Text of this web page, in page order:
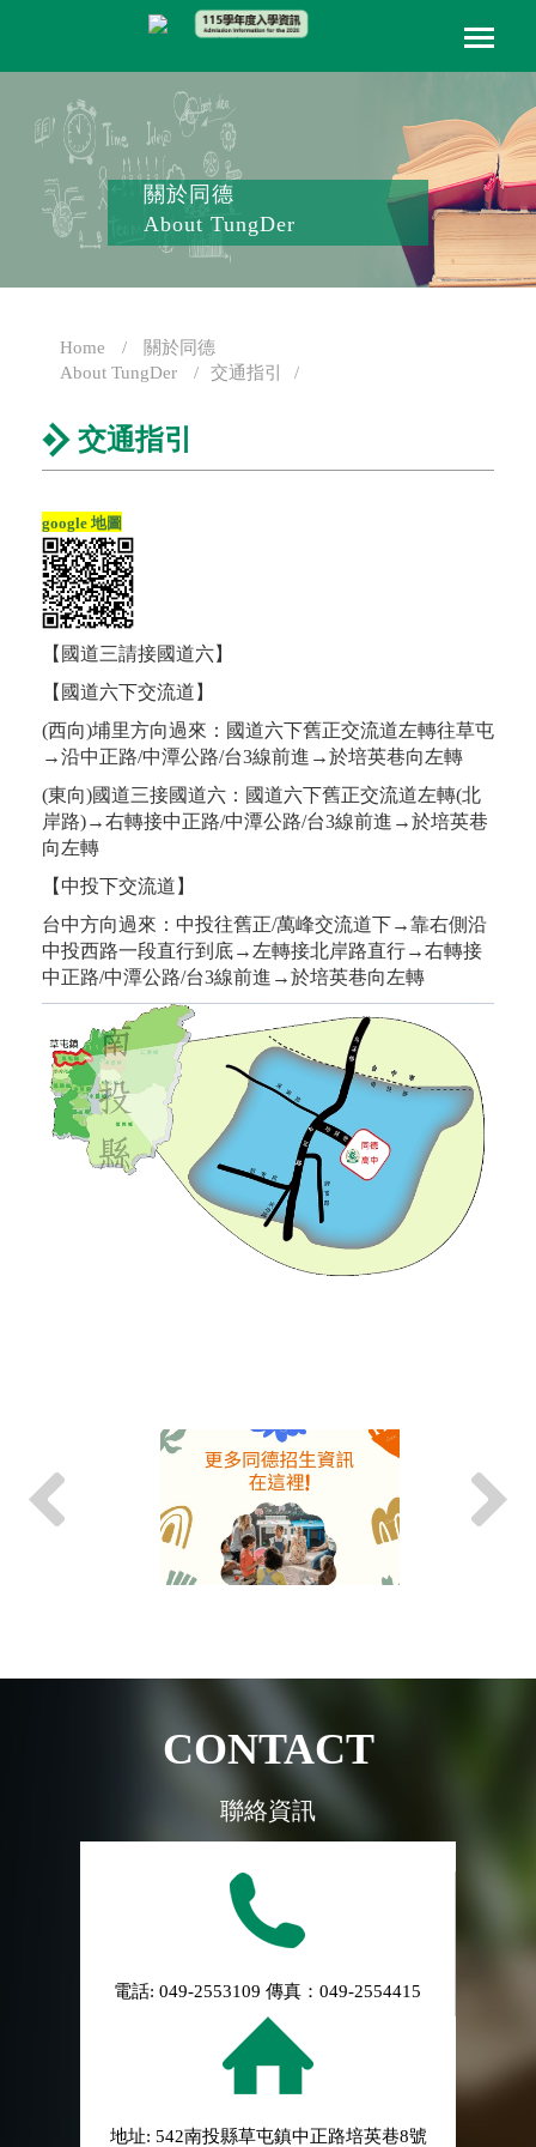
關於同德
About TungDer
Home
關於同德
About TungDer
交通指引
交通指引
google 地圖
【國道三請接國道六】
【國道六下交流道】
(西向)埔里方向過來：國道六下舊正交流道左轉往草屯
→沿中正路/中潭公路/台3線前進→於培英巷向左轉
(東向)國道三接國道六：國道六下舊正交流道左轉(北
岸路)→右轉接中正路/中潭公路/台3線前進→於培英巷
向左轉
【中投下交流道】
台中方向過來：中投往舊正/萬峰交流道下→靠右側沿
中投西路一段直行到底→左轉接北岸路直行→右轉接
中正路/中潭公路/台3線前進→於培英巷向左轉
CONTACT
聯絡資訊
電話: 049-2553109 傳真：049-2554415
地址: 542南投縣草屯鎮中正路培英巷8號